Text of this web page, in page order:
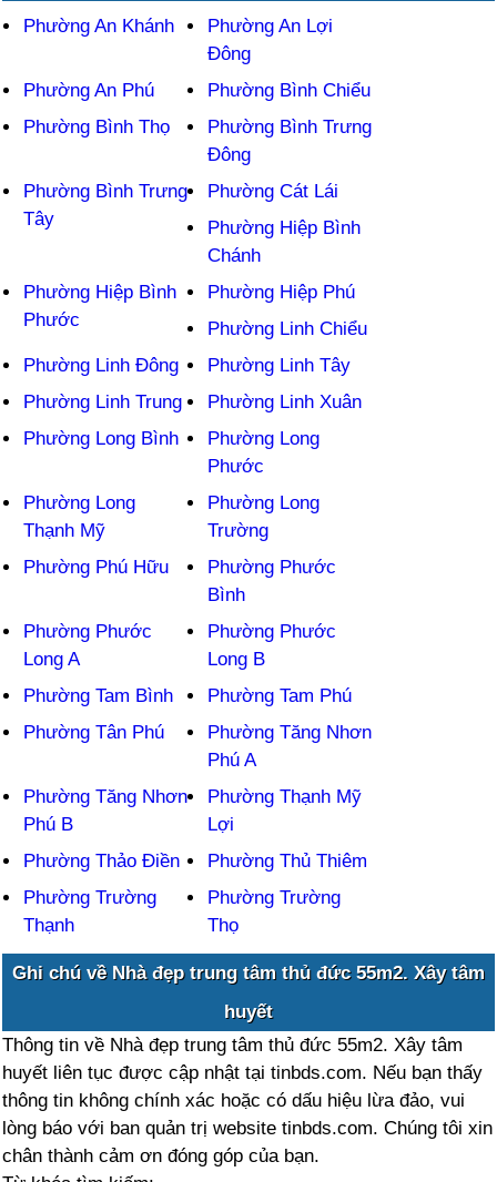
Phường An Khánh
Phường An Lợi
Đông
Phường An Phú
Phường Bình Chiểu
Phường Bình Thọ
Phường Bình Trưng
Đông
Phường Bình Trưng
Tây
Phường Cát Lái
Phường Hiệp Bình
Chánh
Phường Hiệp Bình
Phước
Phường Hiệp Phú
Phường Linh Chiểu
Phường Linh Đông
Phường Linh Tây
Phường Linh Trung
Phường Linh Xuân
Phường Long Bình
Phường Long
Phước
Phường Long
Thạnh Mỹ
Phường Long
Trường
Phường Phú Hữu
Phường Phước
Bình
Phường Phước
Long A
Phường Phước
Long B
Phường Tam Bình
Phường Tam Phú
Phường Tân Phú
Phường Tăng Nhơn
Phú A
Phường Tăng Nhơn
Phú B
Phường Thạnh Mỹ
Lợi
Phường Thảo Điền
Phường Thủ Thiêm
Phường Trường
Thạnh
Phường Trường
Thọ
Ghi chú về Nhà đẹp trung tâm thủ đức 55m2. Xây tâm
huyết
Thông tin về Nhà đẹp trung tâm thủ đức 55m2. Xây tâm
huyết liên tục được cập nhật tại tinbds.com. Nếu bạn thấy
thông tin không chính xác hoặc có dấu hiệu lừa đảo, vui
lòng báo với ban quản trị website tinbds.com. Chúng tôi xin
chân thành cảm ơn đóng góp của bạn.